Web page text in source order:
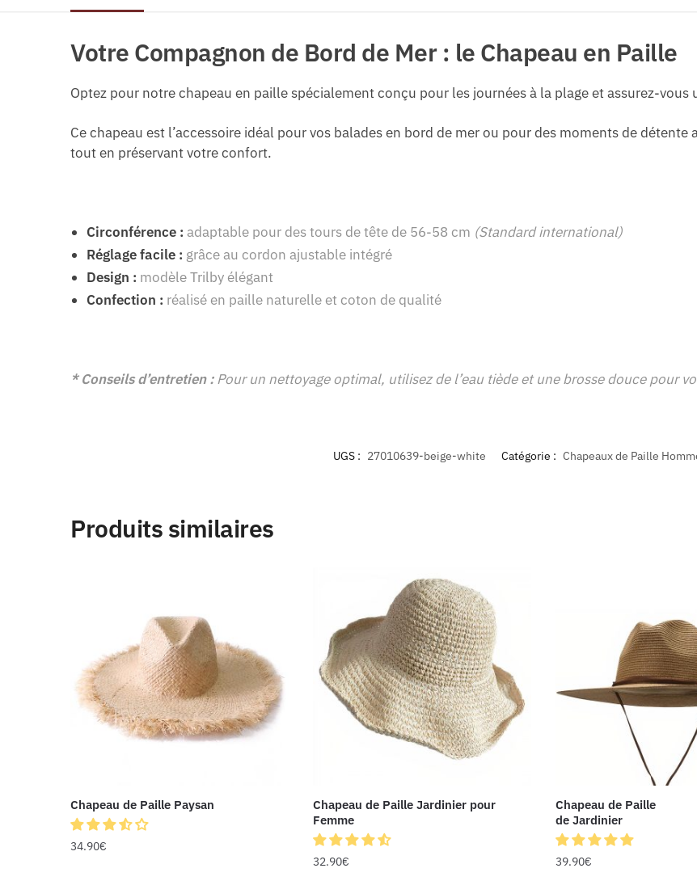
Votre Compagnon de Bord de Mer : le Chapeau en Paille
Optez pour notre chapeau en paille spécialement conçu pour les journées à la plage et assurez-
Ce chapeau est l’accessoire idéal pour vos balades en bord de mer ou pour des moments de
tout en préservant votre confort.
Circonférence : adaptable pour des tours de tête de 56-58 cm (Standard international)
Réglage facile : grâce au cordon ajustable intégré
Design : modèle Trilby élégant
Confection : réalisé en paille naturelle et coton de qualité
* Conseils d’entretien :Pour un nettoyage optimal, utilisez de l’eau tiède et une brosse douce pour
UGS : 27010639-beige-white Catégorie : Chapeaux de Paille
Produits similaires
Chapeau de Paille Paysan
34.90€
Chapeau de Paille Jardinier pour
Femme
32.90€
Chapeau de Paille
de Jardinier
39.90€